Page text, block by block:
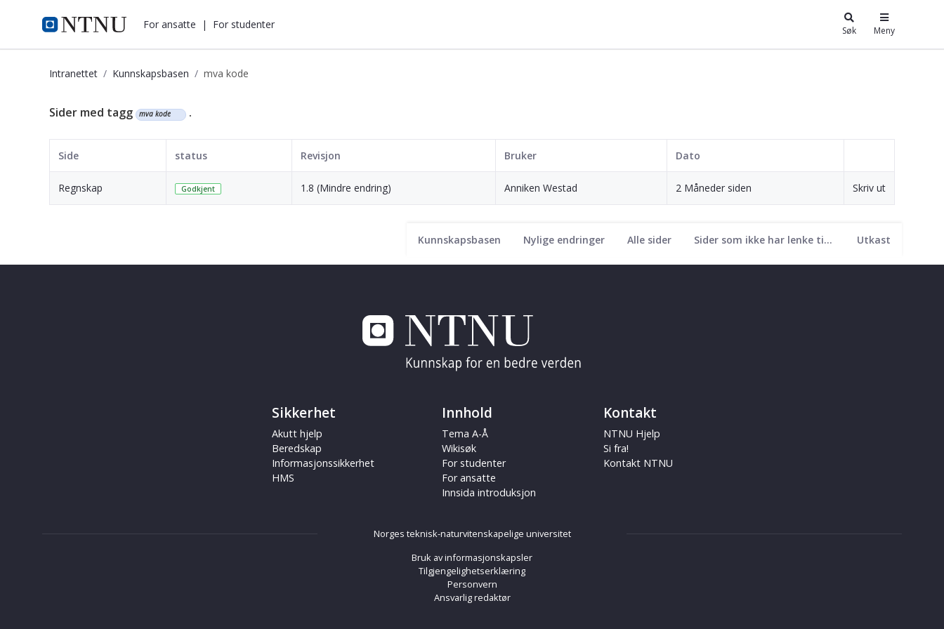
i.ntnu.no For ansatte | For studenter Søk Meny
Intranettet Kunnskapsbasen mva kode
Kunnskapsbasen
Kunnskapsbasen Nylige endringer Alle sider Sider som ikke har lenke til seg Utkast
Sider med tagg mva kode .
Side status Revisjon Bruker Dato
Regnskap Godkjent 1.8 (Mindre endring) Anniken Westad 2 Måneder siden Skriv ut
Sikkerhet
Akutt hjelp
Beredskap
Informasjonssikkerhet
HMS
Innhold
Tema A-Å
Wikisøk
For studenter
For ansatte
Innsida introduksjon
Kontakt
NTNU Hjelp
Si fra!
Kontakt NTNU
Norges teknisk-naturvitenskapelige universitet
Bruk av informasjonskapsler
Tilgjengelighetserklæring
Personvern
Ansvarlig redaktør